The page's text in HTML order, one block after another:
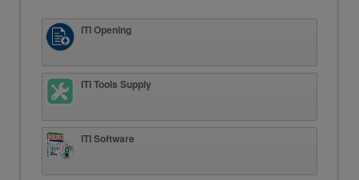
ITI Opening
ITI Tools Supply
ITI Software